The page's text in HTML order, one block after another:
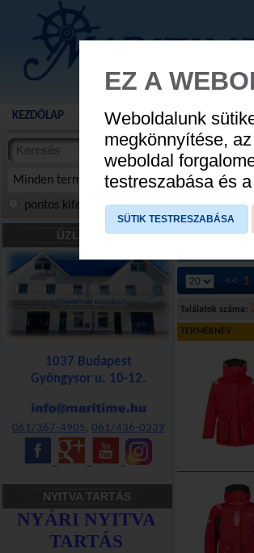
KEZDŐLAP AKCIÓS TERMÉKEK WEBÁRUHÁZ
Minden termék
pontos kifejezés összes szóra szóra,
ÜZLETÜNK
1037 Budapest
Gyöngysor u. 10-12.
061/367-4905,061/436-0339
NYITVA TARTÁS
HAJÓS DIVAT»
<< 1
Találatok száma:
TERMÉKNÉV
EZ A
Weboldalunk
megkönnyítése,
weboldal
testreszabása és
SÜTIK TESTRESZABÁSA